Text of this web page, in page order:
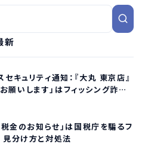
新
セキュリティ通知：『大丸 東京店』
願いします」はフィッシング詐欺
金のお知らせ」は国税庁を騙るフ
分け方と対処法